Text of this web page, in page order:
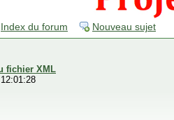
Index du forum Nouveau sujet
fichier XML